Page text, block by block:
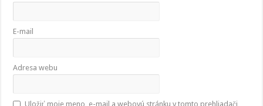
E-mail
Adresa webu
Uložiť moje meno, e-mail a webovú stránku v tomto prehliadači